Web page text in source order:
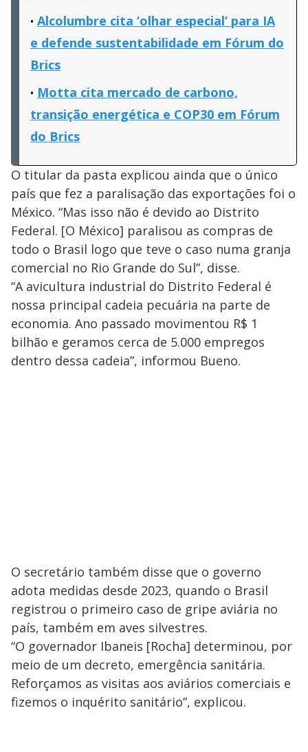
Alcolumbre cita ‘olhar especial’ para IA
e defende sustentabilidade em Fórum do
Brics
Motta cita mercado de carbono,
transição energética e COP30 em Fórum
do Brics
O titular da pasta explicou ainda que o único
país que fez a paralisação das exportações foi o
México. “Mas isso não é devido ao Distrito
Federal. [O México] paralisou as compras de
todo o Brasil logo que teve o caso numa granja
comercial no Rio Grande do Sul”, disse.
“A avicultura industrial do Distrito Federal é
nossa principal cadeia pecuária na parte de
economia. Ano passado movimentou R$ 1
bilhão e geramos cerca de 5.000 empregos
dentro dessa cadeia”, informou Bueno.
O secretário também disse que o governo
adota medidas desde 2023, quando o Brasil
registrou o primeiro caso de gripe aviária no
país, também em aves silvestres.
“O governador Ibaneis [Rocha] determinou, por
meio de um decreto, emergência sanitária.
Reforçamos as visitas aos aviários comerciais e
fizemos o inquérito sanitário”, explicou.